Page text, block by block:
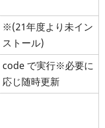
※(21年度より未イン
ストール)
code で実行※必要に
応じ随時更新